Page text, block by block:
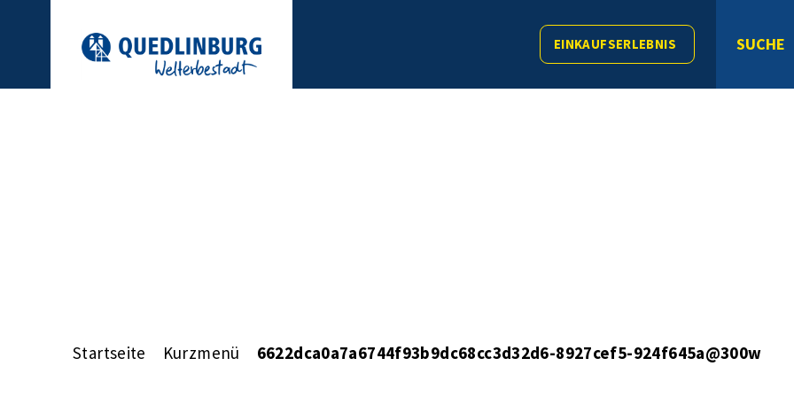
EINKAUFSERLEBNIS SUCHE
Startseite Kurzmenü 6622dca0a7a6744f93b9dc68cc3d32d6-8927cef5-924f645a@300w